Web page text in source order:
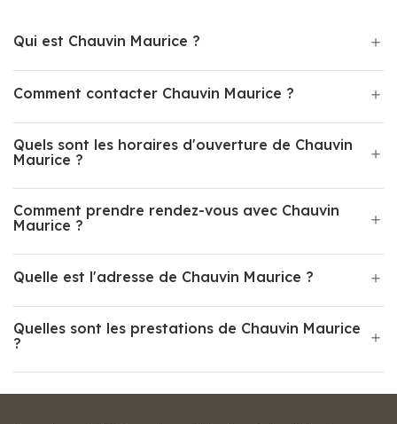
Qui est Chauvin Maurice ?
Comment contacter Chauvin Maurice ?
Quels sont les horaires d'ouverture de Chauvin
Maurice ?
Comment prendre rendez-vous avec Chauvin
Maurice ?
Quelle est l'adresse de Chauvin Maurice ?
Quelles sont les prestations de Chauvin Maurice
?